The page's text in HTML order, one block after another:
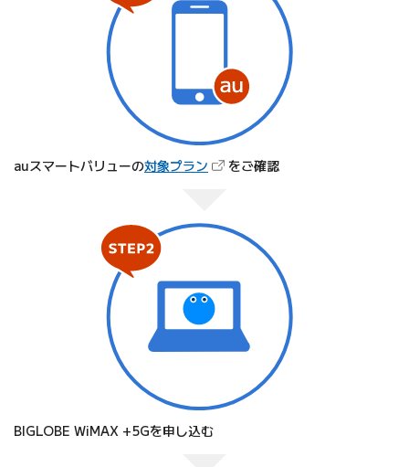
auスマートバリューの対象プラン （新しいタブで開きます）
をご確認
BIGLOBE WiMAX +5Gを申し込む